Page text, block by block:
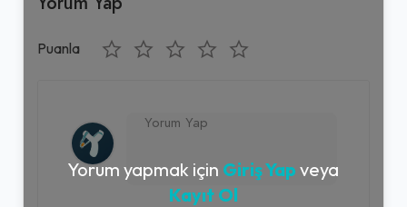
Puanla
Yorum yapmak için Giriş Yap veya
Kayıt Ol